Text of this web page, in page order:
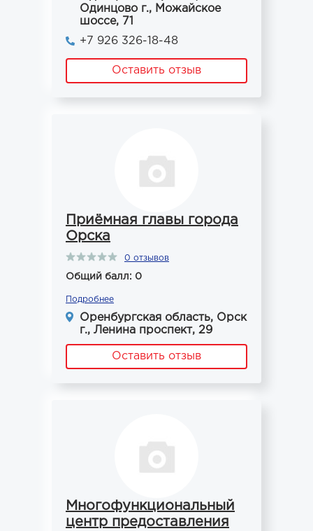
Одинцово г., Можайское
шоссе, 71
+7 926 326-18-48
Оставить отзыв
Приёмная главы города
Орска
0 отзывов
Общий балл: 0
Подробнее
Оренбургская область, Орск
г., Ленина проспект, 29
Оставить отзыв
Многофункциональный
центр предоставления